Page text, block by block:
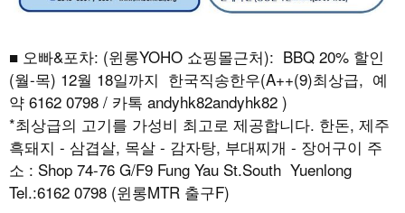
■ 오빠&포차: (윈롱YOHO 쇼핑몰근처): BBQ 20% 할인
(월-목) 12월 18일까지 한국직송한우(A++(9)최상급, 예
약 6162 0798 / 카톡 andyhk82andyhk82 )
*최상급의 고기를 가성비 최고로 제공합니다. 한돈, 제주
흑돼지 - 삼겹살, 목살 - 감자탕, 부대찌개 - 장어구이 주
소 : Shop 74-76 G/F9 Fung Yau St.South Yuenlong
Tel.:6162 0798 (윈롱MTR 출구F)